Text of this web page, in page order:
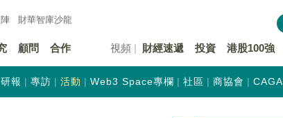
財華智庫沙龍
顧問 合作 視頻 財經速遞 投資 港股100強
研報 專訪 活動 Web3 Space專欄 社區 商協會 CAGA